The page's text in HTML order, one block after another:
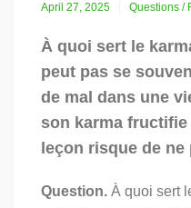
April 27, 2025 Questions /
À quoi sert le
peut pas se
de mal dans une
son karma
leçon risque de
Question. À quoi sert